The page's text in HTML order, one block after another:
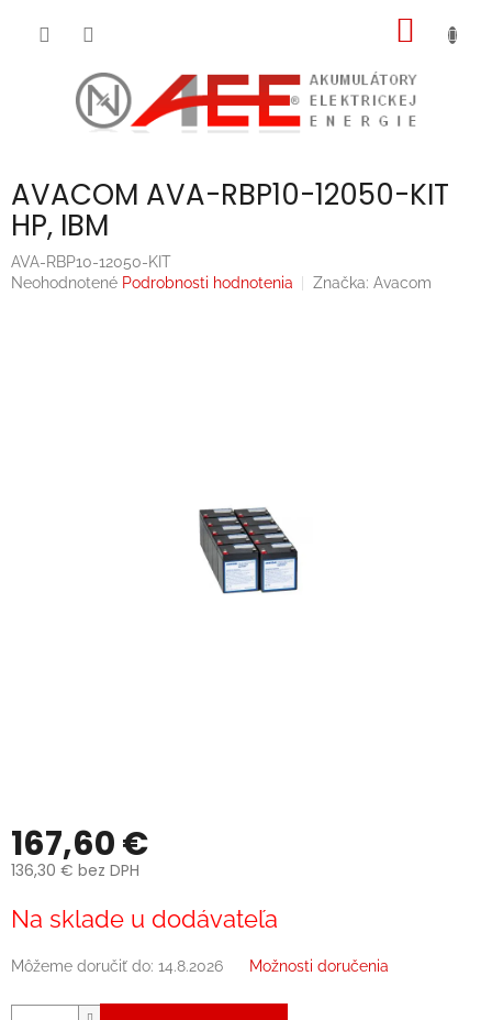
AVACOM AVA-RBP10-12050-KIT
HP, IBM
AVA-RBP10-12050-KIT
Priemerné
Neohodnotené Podrobnosti hodnotenia Značka: Avacom
167,60 €
136,30 € bez DPH
cena:
Na sklade u dodávateľa
Môžeme doručiť do: 14.8.2026 Možnosti doručenia